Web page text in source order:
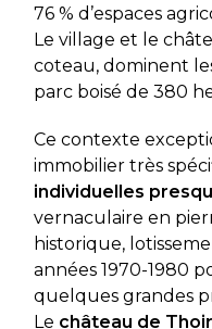
76 % d’espaces
Le village et le
coteau, dominent
parc boisé de 380
Ce contexte
immobilier très
individuelles
vernaculaire en
historique,
années 1970-1980
quelques grandes
Le château de